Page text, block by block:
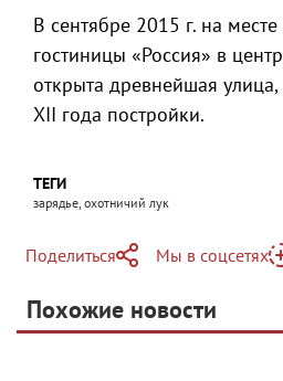
В сентябре 2015 г. на
гостиницы «Россия» в
открыта древнейшая
XII года постройки.
ТЕГИ
зарядье, охотничий лук
Поделиться
Telegram
Мы в соцсетях
Яндекс Дзен
Похожие новости